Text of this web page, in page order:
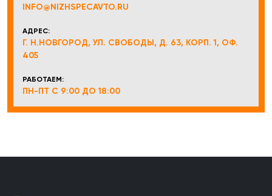
INFO@NIZHSPECAVTO.RU
АДРЕС:
Г. Н.НОВГОРОД, УЛ. СВОБОДЫ, Д. 63, КОРП. 1, ОФ.
405
РАБОТАЕМ:
ПН-ПТ С 9:00 ДО 18:00